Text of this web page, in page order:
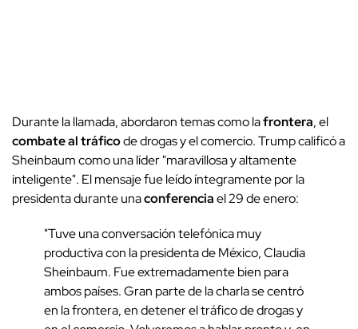
Durante la llamada, abordaron temas como lafrontera, el
combate al tráficode drogas y el comercio. Trump calificó a
Sheinbaum como una líder "maravillosa y altamente
inteligente". El mensaje fue leído íntegramente por la
presidenta durante unaconferenciael 29 de enero:
"Tuve una conversación telefónica muy
productiva con la presidenta de México, Claudia
Sheinbaum. Fue extremadamente bien para
ambos países. Gran parte de la charla se centró
en la frontera, en detener el tráfico de drogas y